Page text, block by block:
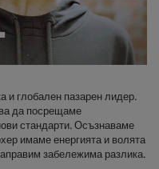
и глобален пазарен лидер.
да посрещаме
стандарти. Осъзнаваме
имаме енергията и волята
забележима разлика.